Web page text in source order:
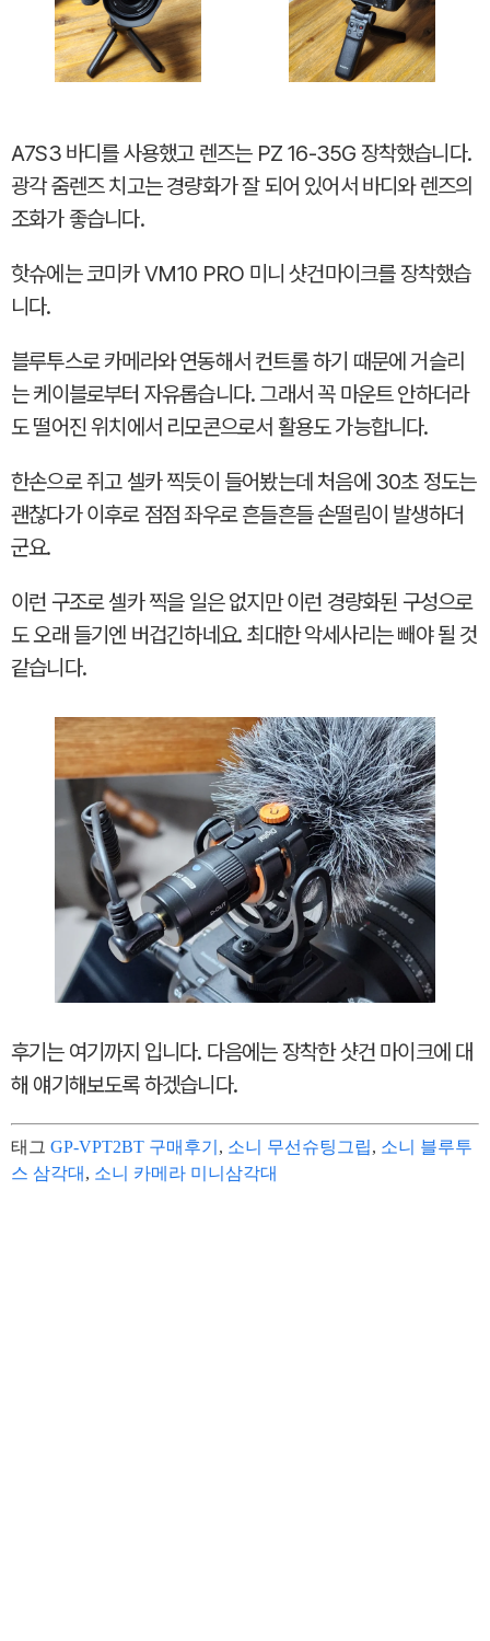
A7S3 바디를 사용했고 렌즈는 PZ 16-35G 장착했습니다.
광각 줌렌즈 치고는 경량화가 잘 되어 있어서 바디와 렌즈의
조화가 좋습니다.
핫슈에는 코미카 VM10 PRO 미니 샷건마이크를 장착했습
니다.
블루투스로 카메라와 연동해서 컨트롤 하기 때문에 거슬리
는 케이블로부터 자유롭습니다. 그래서 꼭 마운트 안하더라
도 떨어진 위치에서 리모콘으로서 활용도 가능합니다.
한손으로 쥐고 셀카 찍듯이 들어봤는데 처음에 30초 정도는
괜찮다가 이후로 점점 좌우로 흔들흔들 손떨림이 발생하더
군요.
이런 구조로 셀카 찍을 일은 없지만 이런 경량화된 구성으로
도 오래 들기엔 버겁긴하네요. 최대한 악세사리는 빼야 될 것
같습니다.
후기는 여기까지 입니다. 다음에는 장착한 샷건 마이크에 대
해 얘기해보도록 하겠습니다.
태그 GP-VPT2BT 구매후기 , 소니 무선슈팅그립, 소니 블루투
스 삼각대 , 소니 카메라 미니삼각대